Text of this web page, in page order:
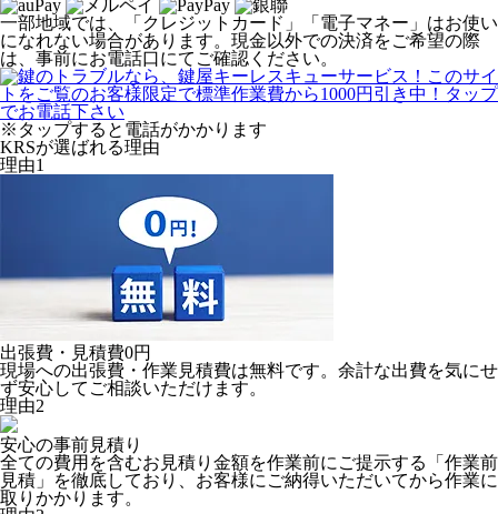
一部地域では、「クレジットカード」「電子マネー」はお使い
になれない場合があります。現金以外での決済をご希望の際
は、事前にお電話口にてご確認ください。
※タップすると電話がかかります
KRSが選ばれる理由
理由1
出張費・見積費0円
現場への出張費・作業見積費は無料です。余計な出費を気にせ
ず安心してご相談いただけます。
理由2
安心の事前見積り
全ての費用を含むお見積り金額を作業前にご提示する「作業前
見積」を徹底しており、お客様にご納得いただいてから作業に
取りかかります。